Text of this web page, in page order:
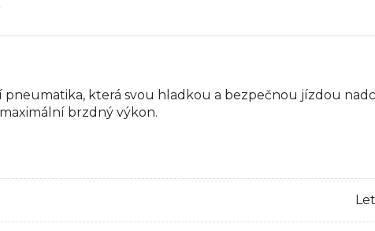
pneumatika, která svou hladkou a bezpečnou jízdou
brzdný výkon.